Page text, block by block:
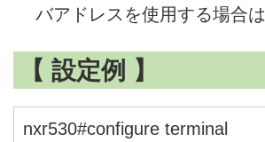
バアドレスを使用する場合は
【 設定例 】
nxr530#configure terminal